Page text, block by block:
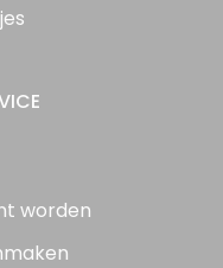
worden